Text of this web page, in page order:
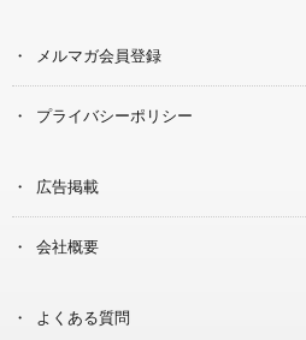
メルマガ会員登録
プライバシーポリシー
広告掲載
会社概要
よくある質問